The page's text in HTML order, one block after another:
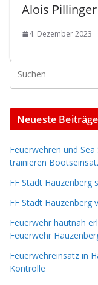
Alois
4. Dezember 2023
Neueste Beiträge
Feuerwehren und
trainieren
FF Stadt Hauzenberg
FF Stadt Hauzenberg
Feuerwehr hautnah
Feuerwehr
Feuerwehreinsatz in
Kontrolle